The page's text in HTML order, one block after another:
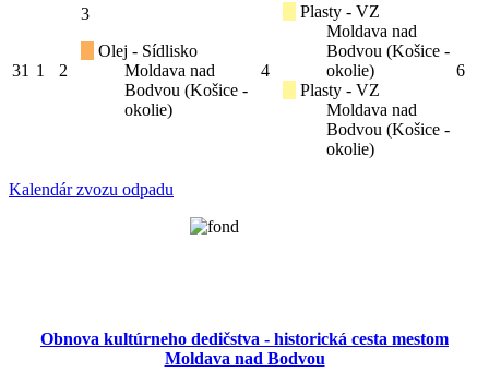
31 1 2
3
Olej - Sídlisko
Moldava nad
Bodvou (Košice -
okolie)
4
Plasty - VZ
Moldava nad
Bodvou (Košice -
okolie)
Plasty - VZ
Moldava nad
Bodvou (Košice -
okolie)
6
Kalendár zvozu odpadu
Obnova kultúrneho dedičstva - historická cesta mestom
Moldava nad Bodvou